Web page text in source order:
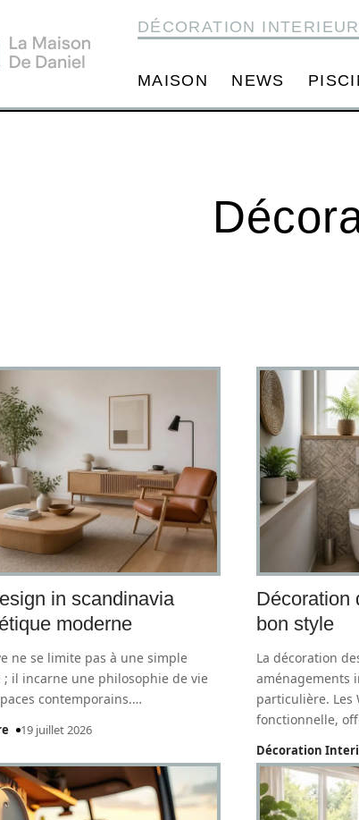
DÉCORATION
MAISON NEWS
in scandinavia
moderne
ne se limite pas à une simple
il incarne une philosophie de vie
contemporains.…
19 juillet 2026
Décoration
bon style
La décoration
aménagements
particulière. Les
fonctionnelle,
Décoration